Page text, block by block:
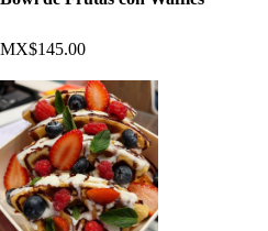
MX$145.00